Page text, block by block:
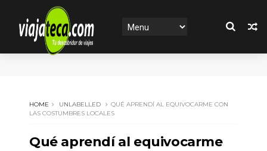
HOME UNLABELLED
QUÉ APRENDÍ AL EQUIVOCARME CON
LAS COSTUMBRES LOCALES
Qué aprendí al equivocarme